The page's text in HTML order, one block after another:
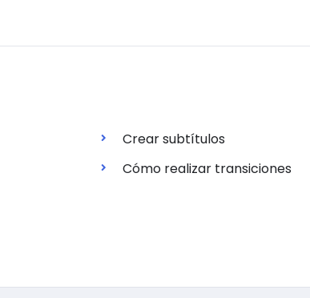
Crear subtítulos
Cómo realizar transiciones